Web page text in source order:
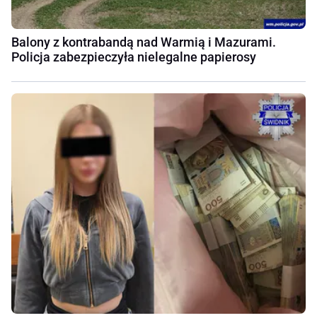
Balony z kontrabandą nad Warmią i Mazurami.
Policja zabezpieczyła nielegalne papierosy